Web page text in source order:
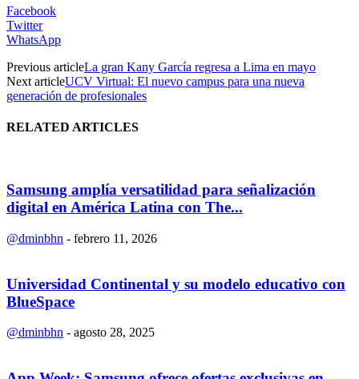
Facebook
Twitter
WhatsApp
Previous articleLa gran Kany García regresa a Lima en mayo
Next articleUCV Virtual: El nuevo campus para una nueva
generación de profesionales
RELATED ARTICLES
Samsung amplía versatilidad para señalización
digital en América Latina con The...
@dminbhn - febrero 11, 2026
Universidad Continental y su modelo educativo con
BlueSpace
@dminbhn - agosto 28, 2025